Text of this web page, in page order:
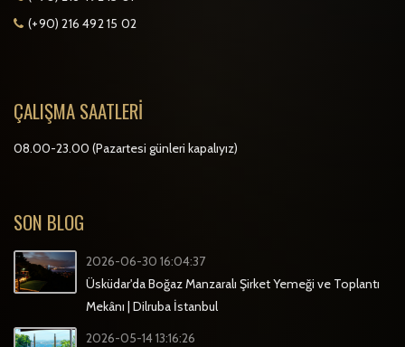
(+90) 216 492 15 02
ÇALIŞMA SAATLERI
08.00-23.00 (Pazartesi günleri kapalıyız)
SON BLOG
2026-06-30 16:04:37
Üsküdar'da Boğaz Manzaralı Şirket Yemeği ve Toplantı
Mekânı | Dilruba İstanbul
2026-05-14 13:16:26